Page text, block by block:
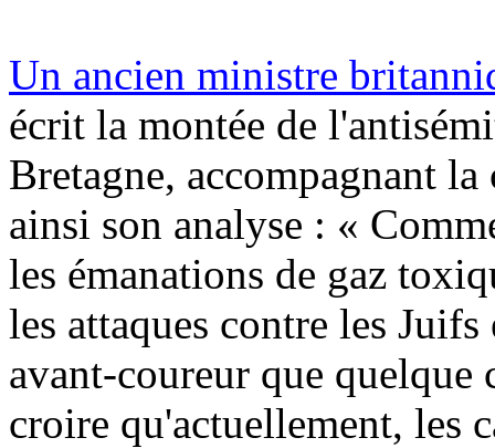
Un ancien ministre
écrit la montée de
Bretagne, accompagnant
ainsi son analyse : «
les émanations de gaz
les attaques contre les
avant-coureur que
croire qu'actuellement, les